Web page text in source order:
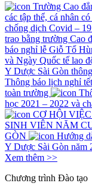
Trường Cao
các tập thể, cá nhân
chống dịch Covid – 19
trao bằng trường Cao
báo nghỉ lễ Giỗ Tổ
và Ngày Quốc tế lao
Y Dược Sài Gòn
Thông báo lịch nghỉ
toàn trường
học 2021 – 2022 và
CƠ HỘI
SINH VIÊN NĂM
GÒN
Hướng
Y Dược Sài Gòn năm
Xem thêm >>
Chương trình Đào tạo